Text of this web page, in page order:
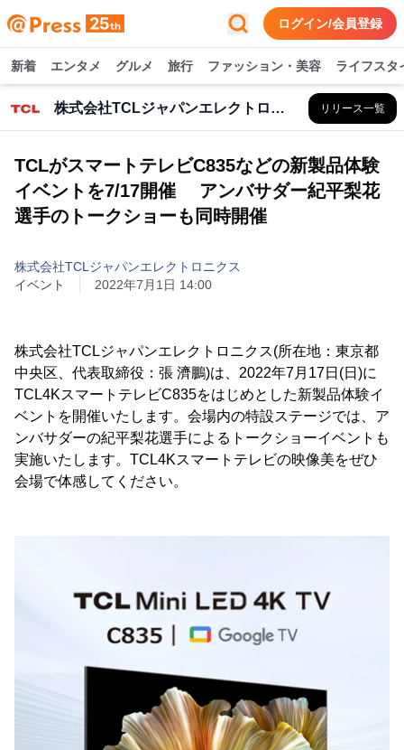
ログイン/会員登録
新着 エンタメ グルメ 旅行 ファッション・美容 ライフスタ
株式会社TCLジャパンエレクトロニクス リリース一覧
TCLがスマートテレビC835などの新製品体験
イベントを7/17開催 アンバサダー紀平梨花
選手のトークショーも同時開催
株式会社TCLジャパンエレクトロニクス
イベント
2022年7月1日 14:00
株式会社TCLジャパンエレクトロニクス(所在地：東京都
中央区、代表取締役：張 濟鵬)は、2022年7月17日(日)に
TCL4KスマートテレビC835をはじめとした新製品体験イ
ベントを開催いたします。会場内の特設ステージでは、ア
ンバサダーの紀平梨花選手によるトークショーイベントも
実施いたします。TCL4Kスマートテレビの映像美をぜひ
会場で体感してください。